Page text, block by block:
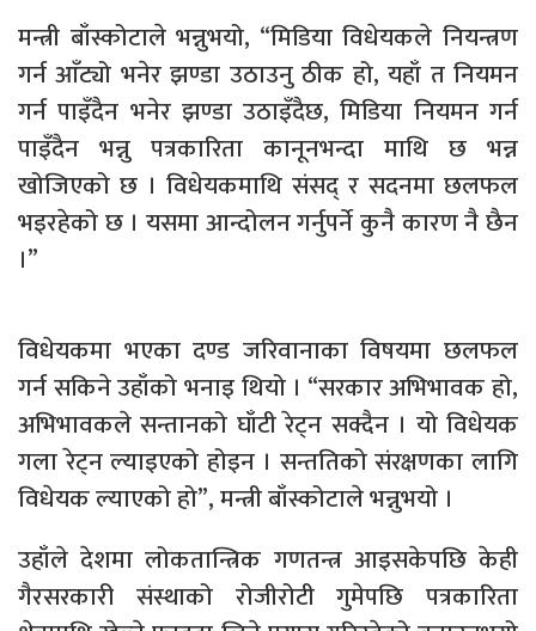
मन्त्री बाँस्कोटाले भन्नुभयो, “मिडिया विधेयकले नियन्त्रण
गर्न आँट्यो भनेर झण्डा उठाउनु ठीक हो, यहाँ त नियमन
गर्न पाइँदैन भनेर झण्डा उठाइँदैछ, मिडिया नियमन गर्न
पाइँदैन भन्नु पत्रकारिता कानूनभन्दा माथि छ भन्न
खोजिएको छ । विधेयकमाथि संसद् र सदनमा छलफल
भइरहेको छ । यसमा आन्दोलन गर्नुपर्ने कुनै कारण नै छैन
।”
विधेयकमा भएका दण्ड जरिवानाका विषयमा छलफल
गर्न सकिने उहाँको भनाइ थियो । “सरकार अभिभावक हो,
अभिभावकले सन्तानको घाँटी रेट्न सक्दैन । यो विधेयक
गला रेट्न ल्याइएको होइन । सन्ततिको संरक्षणका लागि
विधेयक ल्याएको हो”, मन्त्री बाँस्कोटाले भन्नुभयो ।
उहाँले देशमा लोकतान्त्रिक गणतन्त्र आइसकेपछि केही
गैरसरकारी संस्थाको रोजीरोटी गुमेपछि पत्रकारिता